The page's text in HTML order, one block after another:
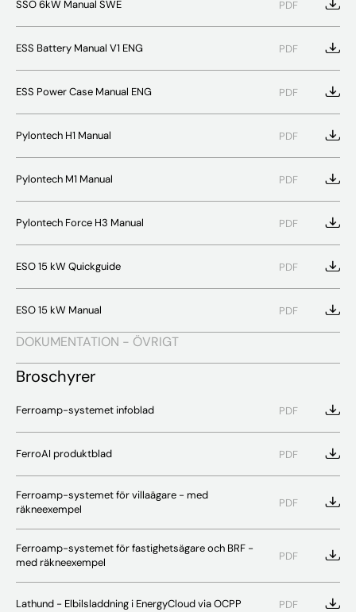
SSO 6kW Manual SWE PDF
ESS Battery Manual V1 ENG PDF
ESS Power Case Manual ENG PDF
Pylontech H1 Manual PDF
Pylontech M1 Manual PDF
Pylontech Force H3 Manual PDF
ESO 15 kW Quickguide PDF
ESO 15 kW Manual PDF
DOKUMENTATION - ÖVRIGT
Broschyrer
Ferroamp-systemet infoblad PDF
FerroAI produktblad PDF
Ferroamp-systemet för villaägare - med
räkneexempel
PDF
Ferroamp-systemet för fastighetsägare och BRF -
med räkneexempel
PDF
Lathund - Elbilsladdning i EnergyCloud via OCPP PDF